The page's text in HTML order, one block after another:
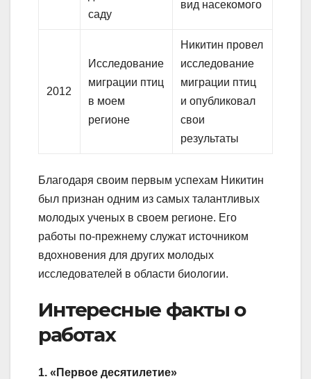
саду
вид насекомого
2012
Исследование
миграции птиц
в моем
регионе
Никитин провел
исследование
миграции птиц
и опубликовал
свои
результаты
Благодаря своим первым успехам Никитин
был признан одним из самых талантливых
молодых ученых в своем регионе. Его
работы по-прежнему служат источником
вдохновения для других молодых
исследователей в области биологии.
Интересные факты о
работах
1. «Первое десятилетие»